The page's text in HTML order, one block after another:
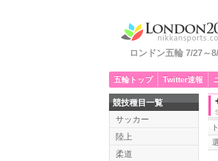
ロンドン五輪 7/27～
五輪トップ Twitter速報
競技種目一覧
サッカー
陸上
柔道